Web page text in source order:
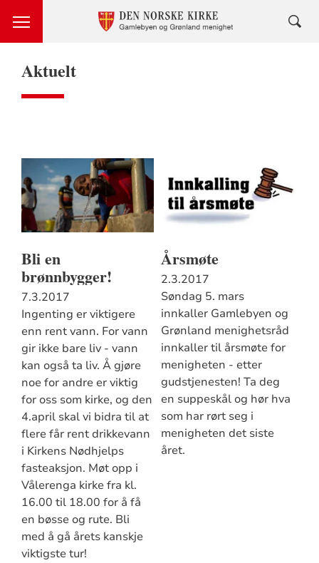
Aktuelt
Bli en
brønnbygger!
7.3.2017
Ingenting er viktigere
enn rent vann. For vann
gir ikke bare liv - vann
kan også ta liv. Å gjøre
noe for andre er viktig
for oss som kirke, og den
4.april skal vi bidra til at
flere får rent drikkevann
i Kirkens Nødhjelps
fasteaksjon. Møt opp i
Vålerenga kirke fra kl.
16.00 til 18.00 for å få
en bøsse og rute. Bli
med å gå årets kanskje
viktigste tur!
Årsmøte
2.3.2017
Søndag 5. mars
innkaller Gamlebyen og
Grønland menighetsråd
innkaller til årsmøte for
menigheten - etter
gudstjenesten! Ta deg
en suppeskål og hør hva
som har rørt seg i
menigheten det siste
året.